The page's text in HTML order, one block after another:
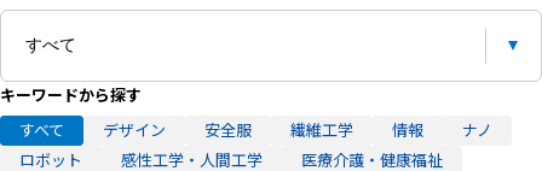
キーワードから探す
すべて
デザイン 安全服 繊維工学 情報
ナノ
ロボット
感性工学・人間工学
医療介護・健康福祉